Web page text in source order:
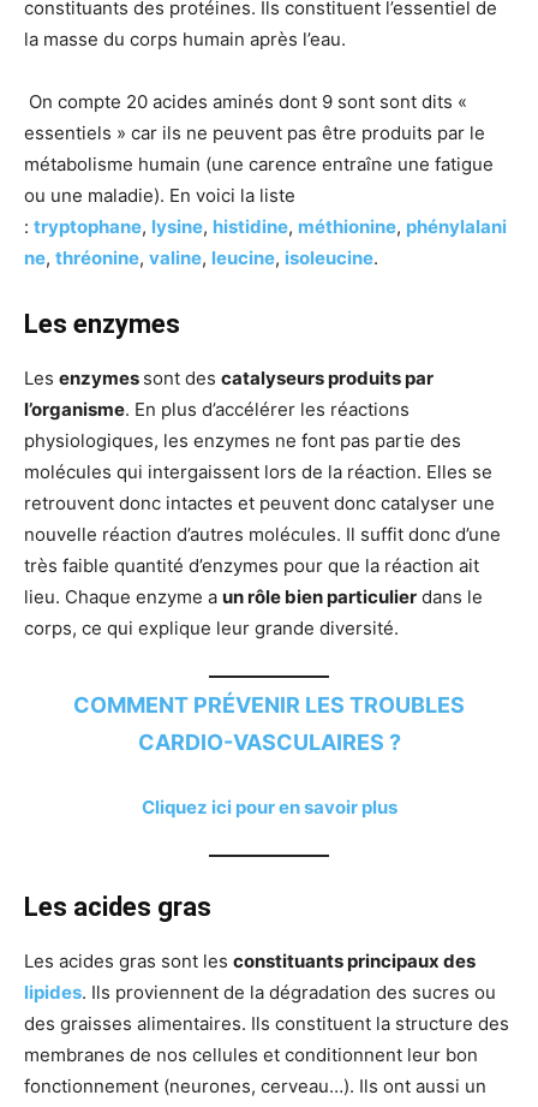
constituants des protéines. Ils constituent l’essentiel de
la masse du corps humain après l’eau.
On compte 20 acides aminés dont 9 sont sont dits «
essentiels » car ils ne peuvent pas être produits par le
métabolisme humain (une carence entraîne une fatigue
ou une maladie). En voici la liste
: tryptophane, lysine, histidine, méthionine, phénylalani
ne, thréonine, valine, leucine, isoleucine.
Les enzymes
Les enzymes sont des catalyseurs produits par
l’organisme. En plus d’accélérer les réactions
physiologiques, les enzymes ne font pas partie des
molécules qui intergaissent lors de la réaction. Elles se
retrouvent donc intactes et peuvent donc catalyser une
nouvelle réaction d’autres molécules. Il suffit donc d’une
très faible quantité d’enzymes pour que la réaction ait
lieu. Chaque enzyme a un rôle bien particulier dans le
corps, ce qui explique leur grande diversité.
COMMENT PRÉVENIR LES TROUBLES
CARDIO-VASCULAIRES ?
Cliquez ici pour en savoir plus
Les acides gras
Les acides gras sont les constituants principaux des
lipides. Ils proviennent de la dégradation des sucres ou
des graisses alimentaires. Ils constituent la structure des
membranes de nos cellules et conditionnent leur bon
fonctionnement (neurones, cerveau…). Ils ont aussi un